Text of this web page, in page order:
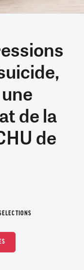
de la
de